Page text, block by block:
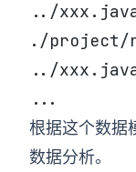
../
./project/
../
...
根据这个数据
数据分析。